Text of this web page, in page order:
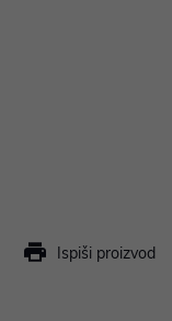
Ispiši proizvod